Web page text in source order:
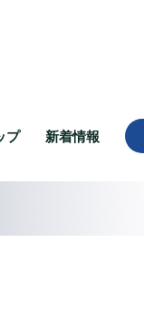
プ 新着情報